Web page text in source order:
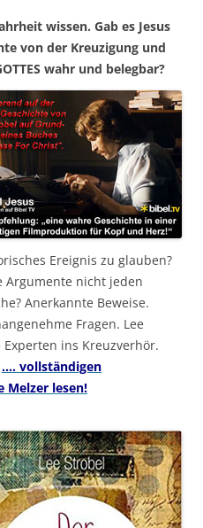
wissen. Gab es Jesus
von der Kreuzigung und
wahr und belegbar?
Ereignis zu glauben?
Argumente nicht jeden
Anerkannte Beweise.
Fragen. Lee
ins Kreuzverhör.
…. vollständigen
Melzer lesen!